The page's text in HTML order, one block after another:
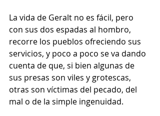
La vida de Geralt no es fácil, pero
con sus dos espadas al hombro,
recorre los pueblos ofreciendo sus
servicios, y poco a poco se va dando
cuenta de que, si bien algunas de
sus presas son viles y grotescas,
otras son víctimas del pecado, del
mal o de la simple ingenuidad.